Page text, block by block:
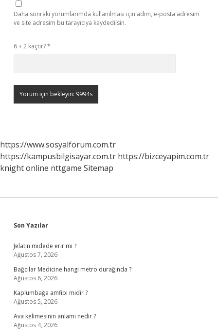
Daha sonraki yorumlarımda kullanılması için adım, e-posta adresim
ve site adresim bu tarayıcıya kaydedilsin.
6 + 2 kaçtır?*
https://www.sosyalforum.com.tr
https://kampusbilgisayar.com.tr https://bizceyapim.com.tr
knight online nttgame Sitemap
Sidebar
Son Yazılar
Jelatin midede erir mi ?
Ağustos 7, 2026
Bağcılar Medicine hangi metro durağında ?
Ağustos 6, 2026
Kaplumbağa amfibi midir ?
Ağustos 5, 2026
Ava kelimesinin anlamı nedir ?
Ağustos 4, 2026